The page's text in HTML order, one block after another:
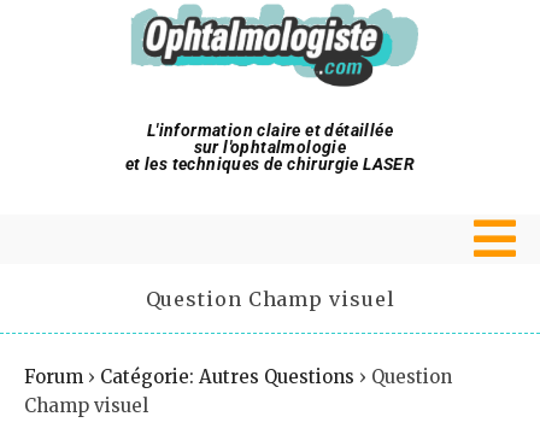
L'information claire et détaillée
sur l'ophtalmologie
et les techniques de chirurgie LASER
Question Champ visuel
Forum › Catégorie: Autres Questions › Question
Champ visuel